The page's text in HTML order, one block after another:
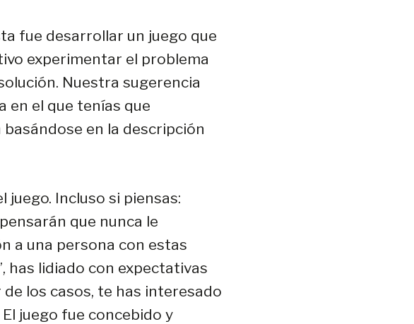
fue desarrollar un juego que
experimentar el problema
Nuestra sugerencia
en el que tenías que
en la descripción
juego. Incluso si piensas:
que nunca le
a una persona con estas
has lidiado con expectativas
los casos, te has interesado
juego fue concebido y